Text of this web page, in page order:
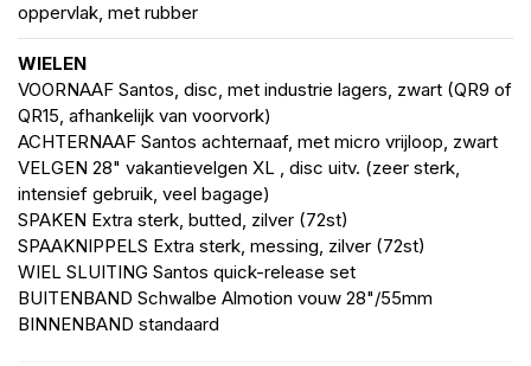
oppervlak, met rubber
WIELEN
VOORNAAF Santos, disc, met industrie lagers, zwart (QR9 of
QR15, afhankelijk van voorvork)
ACHTERNAAF Santos achternaaf, met micro vrijloop, zwart
VELGEN 28" vakantievelgen XL , disc uitv. (zeer sterk,
intensief gebruik, veel bagage)
SPAKEN Extra sterk, butted, zilver (72st)
SPAAKNIPPELS Extra sterk, messing, zilver (72st)
WIEL SLUITING Santos quick-release set
BUITENBAND Schwalbe Almotion vouw 28"/55mm
BINNENBAND standaard